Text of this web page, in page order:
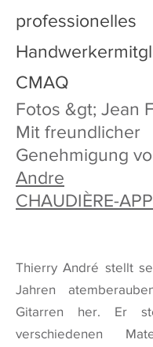
professionelles
CMAQ
Fotos &gt; Jean
Mit freundlicher
Genehmigung
Andre
CHAUDIÈRE-
Thierry André stellt
Jahren
Gitarren her. Er
verschiedenen